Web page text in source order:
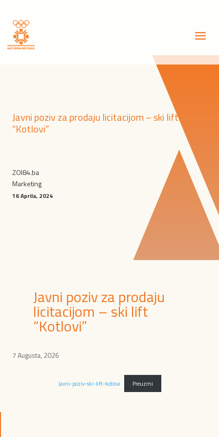
Javni poziv za prodaju licitacijom – ski lift
“Kotlovi”
ZOI84.ba
Marketing
16 Aprila, 2024
Javni poziv za prodaju
licitacijom – ski lift
“Kotlovi”
7 Augusta, 2026
Javni-poziv-ski-lift-kotlovi Preuzmi